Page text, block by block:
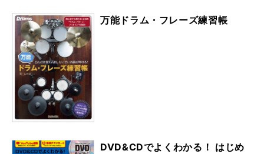
万能ドラム・フレーズ練習帳
DVD&CDでよくわかる！ はじめ